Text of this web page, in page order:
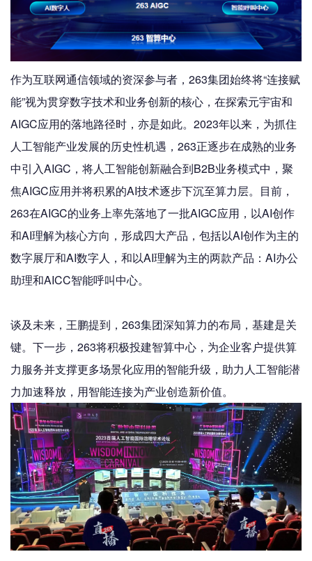
作为互联网通信领域的资深参与者，263集团始终将“连接赋
能”视为贯穿数字技术和业务创新的核心，在探索元宇宙和
AIGC应用的落地路径时，亦是如此。2023年以来，为抓住
人工智能产业发展的历史性机遇，263正逐步在成熟的业务
中引入AIGC，将人工智能创新融合到B2B业务模式中，聚
焦AIGC应用并将积累的AI技术逐步下沉至算力层。目前，
263在AIGC的业务上率先落地了一批AIGC应用，以AI创作
和AI理解为核心方向，形成四大产品，包括以AI创作为主的
数字展厅和AI数字人，和以AI理解为主的两款产品：AI办公
助理和AICC智能呼叫中心。
谈及未来，王鹏提到，263集团深知算力的布局，基建是关
键。下一步，263将积极投建智算中心，为企业客户提供算
力服务并支撑更多场景化应用的智能升级，助力人工智能潜
力加速释放，用智能连接为产业创造新价值。